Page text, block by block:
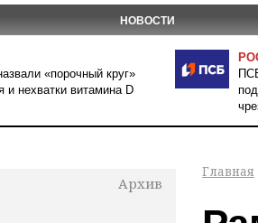
НОВОСТИ
«порочный круг»
и нехватки витамина D
Архив
Главная